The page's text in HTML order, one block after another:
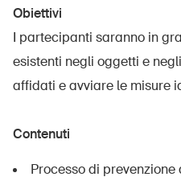
Obiettivi
I partecipanti saranno in
esistenti negli oggetti e
affidati e avviare le misure
Contenuti
Processo di